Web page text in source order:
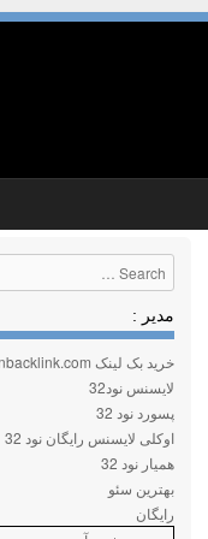
Search
مدیر :
خرید بک لینک behtarinbacklink.com
لایسنس نود32
پسورد نود 32
اوکلی لایسنس رایگان نود 32
همیار نود 32
بهترین سئو
رایگان